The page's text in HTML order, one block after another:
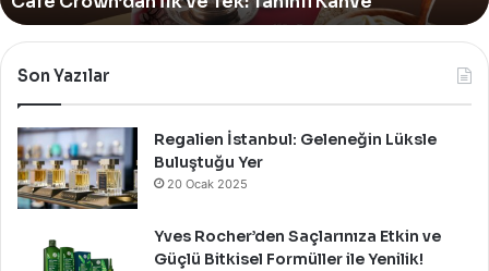
Mağazasını
Özel
Bir
Kutladı!
Son Yazılar
Regalien İstanbul: Geleneğin Lüksle
Buluştuğu Yer
20 Ocak 2025
Yves Rocher’den Saçlarınıza Etkin ve
Güçlü Bitkisel Formüller ile Yenilik!